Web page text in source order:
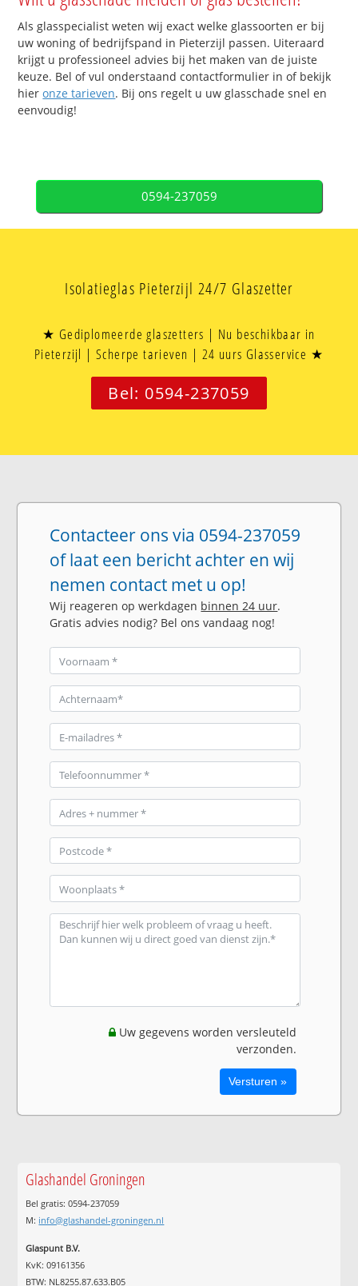
Als glasspecialist weten wij exact welke glassoorten er bij
uw woning of bedrijfspand in Pieterzijl passen. Uiteraard
krijgt u professioneel advies bij het maken van de juiste
keuze. Bel of vul onderstaand contactformulier in of bekijk
hieronze tarieven. Bij ons regelt u uw glasschade snel en
eenvoudig!
0594-237059
Isolatieglas Pieterzijl 24/7 Glaszetter
★ Gediplomeerde glaszetters | Nu beschikbaar in
Pieterzijl | Scherpe tarieven | 24 uurs Glasservice ★
Bel: 0594-237059
Contacteer ons via 0594-237059
of laat een bericht achter en wij
nemen contact met u op!
Wij reageren op werkdagen binnen 24 uur.
Gratis advies nodig? Bel ons vandaag nog!
Uw gegevens worden versleuteld
verzonden.
Glashandel Groningen
Bel gratis: 0594-237059
M: info@glashandel-groningen.nl
Glaspunt B.V.
KvK: 09161356
BTW: NL8255.87.633.B05